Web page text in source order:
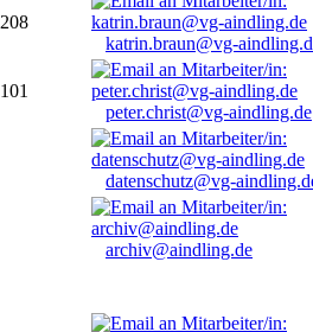
208
katrin.braun@vg-
101
peter.christ@vg-aindling.de
datenschutz@vg-
archiv@aindling.de